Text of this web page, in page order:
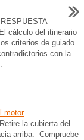
cálculo del itinerario
criterios de guiado
con la
motor
la cubierta del
arriba. Compruebe